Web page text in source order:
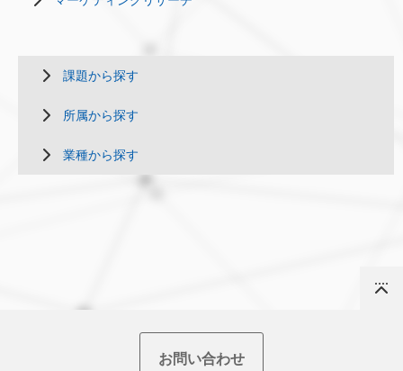
課題から探す
所属から探す
業種から探す
お問い合わせ